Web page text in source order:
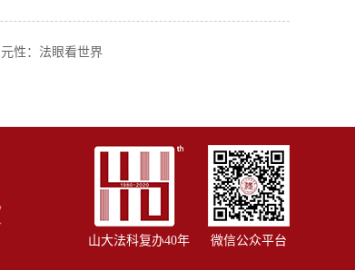
性：法眼看世界
山大法科复办40年 微信公众平台